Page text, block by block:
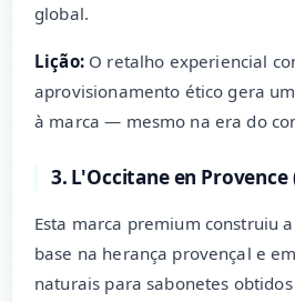
global.
Lição:O retalho experiencial
aprovisionamento ético gera
à marca — mesmo na era do
3. L'Occitane en Provence
Esta marca premium construiu
base na herança provençal e
naturais para sabonetes